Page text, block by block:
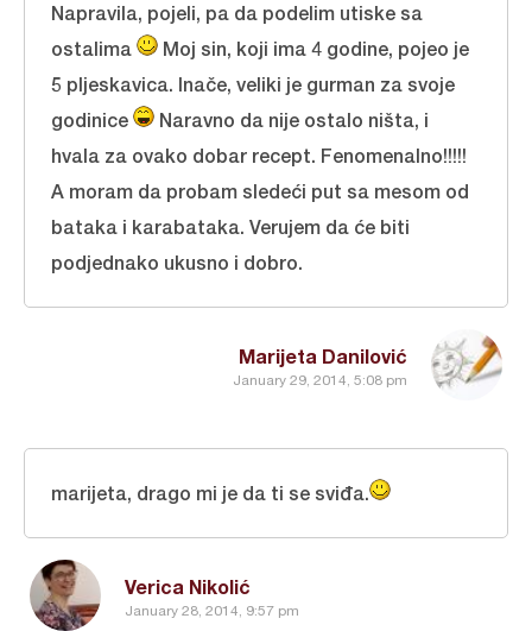
Marijeta Danilović
January 29, 2014, 5:08 pm
Napravila, pojeli, pa da podelim utiske sa
ostalima
Moj sin, koji ima 4 godine, pojeo je
5 pljeskavica. Inače, veliki je gurman za svoje
godinice
Naravno da nije ostalo ništa, i
hvala za ovako dobar recept. Fenomenalno!!!!!
A moram da probam sledeći put sa mesom od
bataka i karabataka. Verujem da će biti
podjednako ukusno i dobro.
Verica Nikolić
January 28, 2014, 9:57 pm
marijeta, drago mi je da ti se sviđa.